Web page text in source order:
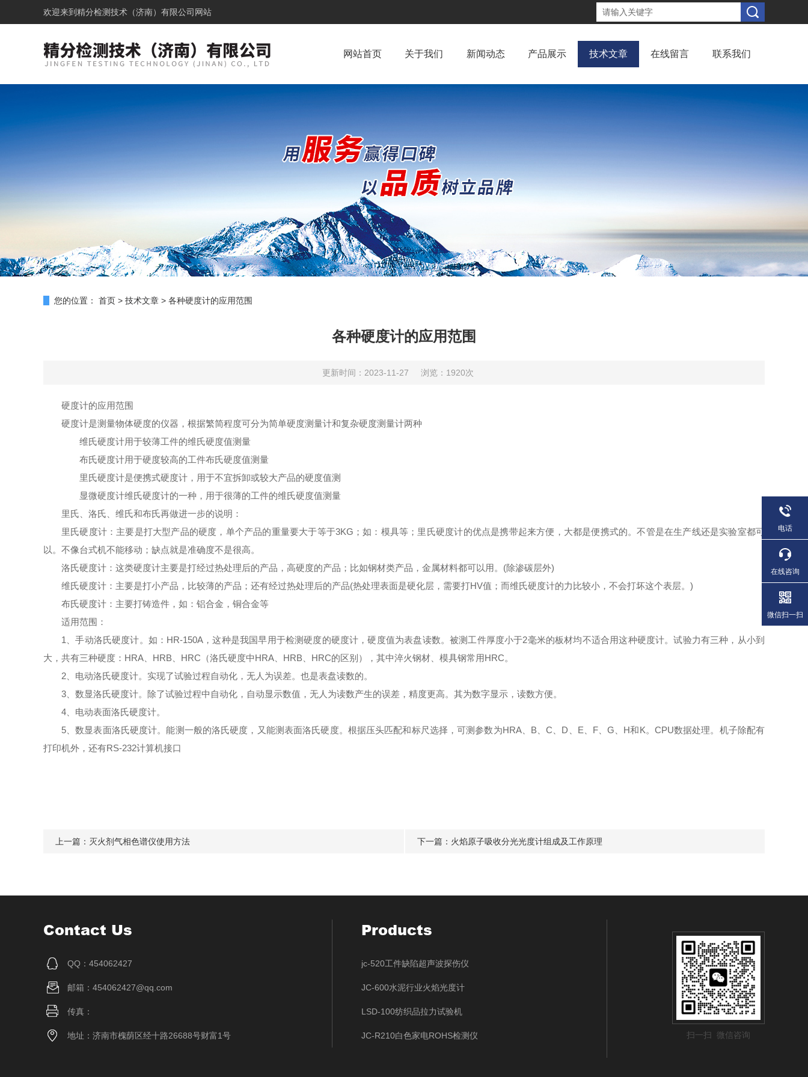
欢迎来到 精分检测技术（济南）有限公司网站
网站首页 关于我们 新闻动态 产品展示 技术文章 在线留言 联系我们
您的位置： 首页 > 技术文章 > 各种硬度计的应用范围
各种硬度计的应用范围
更新时间：2023-11-27 浏览：1920次
硬度计的应用范围
硬度计是测量物体硬度的仪器，根据繁简程度可分为简单硬度测量计和复杂硬度测量计两种
维氏硬度计用于较薄工件的维氏硬度值测量
布氏硬度计用于硬度较高的工件布氏硬度值测量
里氏硬度计是便携式硬度计，用于不宜拆卸或较大产品的硬度值测
显微硬度计维氏硬度计的一种，用于很薄的工件的维氏硬度值测量
里氏、洛氏、维氏和布氏再做进一步的说明：
里氏硬度计：主要是打大型产品的硬度，单个产品的重量要大于等于3KG；如：模具等；里氏硬度计的优点是携带起来方便，大都是便携式的。不管是在生产线还是实验室都可
以。不像台式机不能移动；缺点就是准确度不是很高。
洛氏硬度计：这类硬度计主要是打经过热处理后的产品，高硬度的产品；比如钢材类产品，金属材料都可以用。(除渗碳层外)
维氏硬度计：主要是打小产品，比较薄的产品；还有经过热处理后的产品(热处理表面是硬化层，需要打HV值；而维氏硬度计的力比较小，不会打坏这个表层。)
布氏硬度计：主要打铸造件，如：铝合金，铜合金等
适用范围：
1、手动洛氏硬度计。如：HR-150A，这种是我国早用于检测硬度的硬度计，硬度值为表盘读数。被测工件厚度小于2毫米的板材均不适合用这种硬度计。试验力有三种，从小到
大，共有三种硬度：HRA、HRB、HRC（洛氏硬度中HRA、HRB、HRC的区别），其中淬火钢材、模具钢常用HRC。
2、电动洛氏硬度计。实现了试验过程自动化，无人为误差。也是表盘读数的。
3、数显洛氏硬度计。除了试验过程中自动化，自动显示数值，无人为读数产生的误差，精度更高。其为数字显示，读数方便。
4、电动表面洛氏硬度计。
5、数显表面洛氏硬度计。能测一般的洛氏硬度，又能测表面洛氏硬度。根据压头匹配和标尺选择，可测参数为HRA、B、C、D、E、F、G、H和K。CPU数据处理。机子除配有
打印机外，还有RS-232计算机接口
上一篇： 灭火剂气相色谱仪使用方法 下一篇： 火焰原子吸收分光光度计组成及工作原理
Contact Us
QQ：454062427
邮箱：454062427@qq.com
传真：
地址：济南市槐荫区经十路26688号财富1号
Products
jc-520工件缺陷超声波探伤仪
JC-600水泥行业火焰光度计
LSD-100纺织品拉力试验机
JC-R210白色家电ROHS检测仪 扫一扫 微信咨询
电话
在线咨询
微信扫一扫